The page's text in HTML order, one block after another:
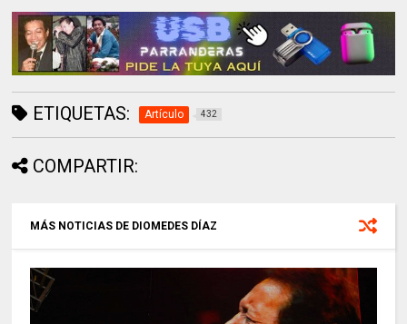
ETIQUETAS: Artículo 432
COMPARTIR:
MÁS NOTICIAS DE DIOMEDES DÍAZ